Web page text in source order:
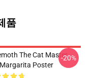
품
The Cat Master
Poster
-20%